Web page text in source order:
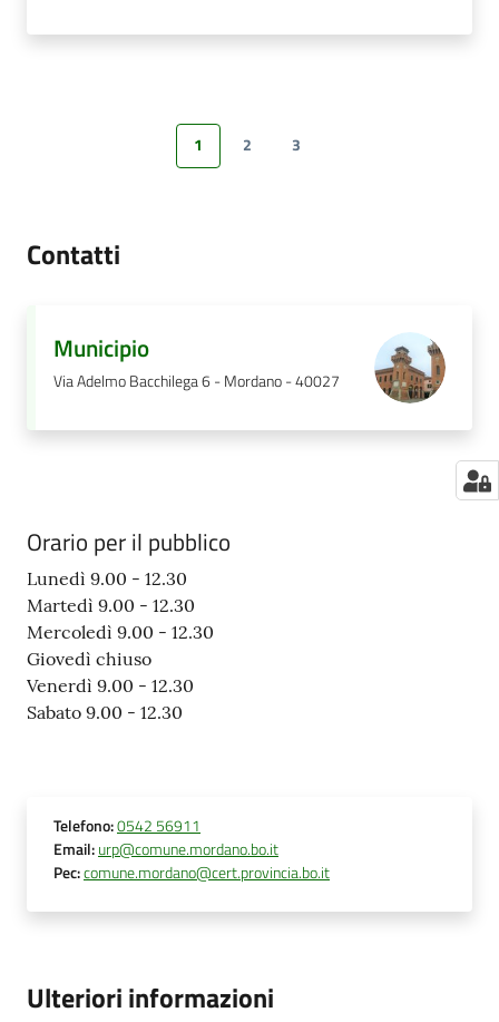
Pagina precedente
Pagina
1 Pagina
2 Pagina
3
Contatti
Municipio
Via Adelmo Bacchilega 6 - Mordano - 40027
Orario per il pubblico
Lunedì 9.00 - 12.30
Martedì 9.00 - 12.30
Mercoledì 9.00 - 12.30
Giovedì chiuso
Venerdì 9.00 - 12.30
Sabato 9.00 - 12.30
Telefono:0542 56911
Email:urp@comune.mordano.bo.it
Pec:comune.mordano@cert.provincia.bo.it
Ulteriori informazioni